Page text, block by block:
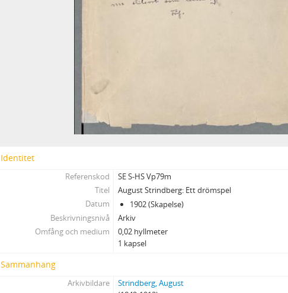
Identitet
Referenskod
SE S-HS Vp79m
Titel
August Strindberg: Ett drömspel
Datum
1902 (Skapelse)
Beskrivningsnivå
Arkiv
Omfång och medium
0,02 hyllmeter
1 kapsel
Sammanhang
Arkivbildare
Strindberg, August